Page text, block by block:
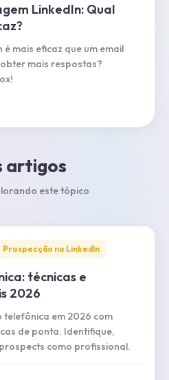
LinkedIn: Qual
é mais eficaz que um email
mais respostas?
artigos
este tópico
Prospecção no LinkedIn
técnicas e
2026
em 2026 com
de ponta. Identifique,
como profissional.